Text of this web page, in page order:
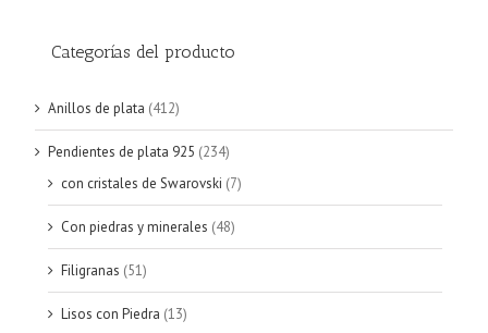
Categorías del producto
Anillos de plata (412)
Pendientes de plata 925 (234)
con cristales de Swarovski (7)
Con piedras y minerales (48)
Filigranas (51)
Lisos con Piedra (13)